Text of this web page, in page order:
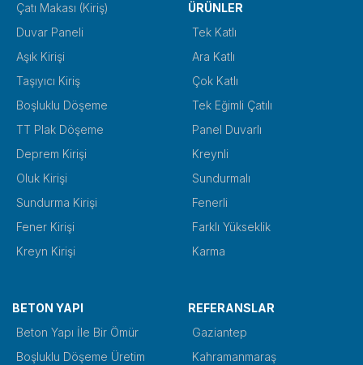
Çatı Makası (Kiriş)
Duvar Paneli
Aşık Kirişi
Taşıyıcı Kiriş
Boşluklu Döşeme
TT Plak Döşeme
Deprem Kirişi
Oluk Kirişi
Sundurma Kirişi
Fener Kirişi
Kreyn Kirişi
ÜRÜNLER
Tek Katlı
Ara Katlı
Çok Katlı
Tek Eğimli Çatılı
Panel Duvarlı
Kreynli
Sundurmalı
Fenerli
Farklı Yükseklik
Karma
BETON YAPI
Beton Yapı İle Bir Ömür
Boşluklu Döşeme Üretim
REFERANSLAR
Gaziantep
Kahramanmaraş